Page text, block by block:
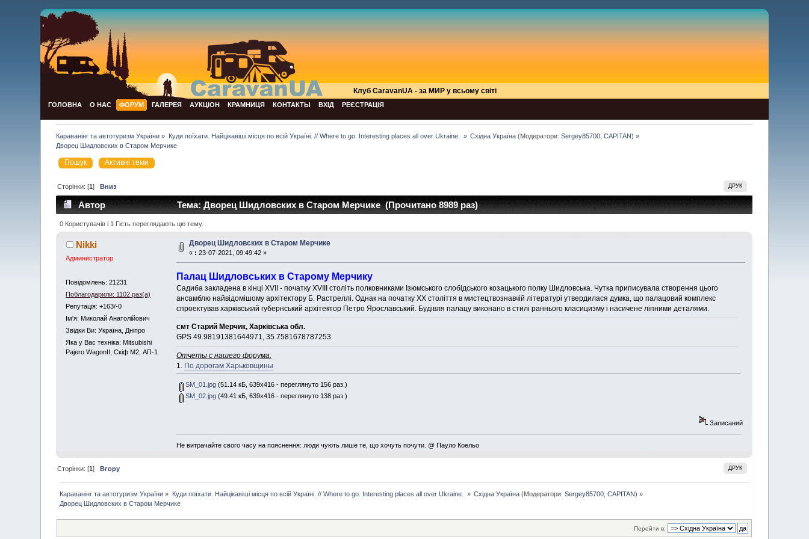
Клуб СaravanUA - за МИР у всьому світі
ГОЛОВНА О НАС ФОРУМ ГАЛЕРЕЯ АУКЦІОН КРАМНИЦЯ КОНТАКТЫ ВХІД РЕЄСТРАЦІЯ
Караванінг та автотуризм України » Куди поїхати. Найцікавіші місця по всій Україні. // Where to go. Interesting places all over Ukraine. » Східна Україна (Модератори:Sergey85700 ,CAPITAN) »
Дворец Шидловских в Старом Мерчике
Пошук Активні теми
ДРУК
Сторінки: [1]Вниз
Автор Тема: Дворец Шидловских в Старом Мерчике (Прочитано 8989 раз)
0 Користувачів і 1 Гість переглядають цю тему.
Nikki
Администратор
Повідомлень: 21231
Поблагодарили: 1102 раз(а)
Репутація: +163/-0
Iм'я: Миколай Анатолійович
Звідки Ви: Україна, Дніпро
Яка у Вас техніка: Mitsubishi
Pajero WagonII, Скіф М2, АП-1
Дворец Шидловских в Старом Мерчике
« : 23-07-2021, 09:49:42 »
Палац Шидловських в Старому Мерчику
Садиба закладена в кінці XVII - початку XVIII століть полковниками Ізюмського слобідського козацького полку Шидловська. Чутка приписувала створення цього
ансамблю найвідомішому архітектору Б. Растреллі. Однак на початку ХХ століття в мистецтвознавчій літературі утвердилася думка, що палацовий комплекс
спроектував харківський губернський архітектор Петро Ярославський. Будівля палацу виконано в стилі раннього класицизму і насичене ліпними деталями.
смт Старий Мерчик, Харківська обл.
GPS 49.98191381644971, 35.7581678787253
Отчеты с нашего форума:
1. По дорогам Харьковщины
SM_01.jpg (51.14 кБ, 639x416 - переглянуто 156 раз.)
SM_02.jpg (49.41 кБ, 639x416 - переглянуто 138 раз.)
Записаний
Не витрачайте свого часу на пояснення: люди чують лише те, що хочуть почути. @ Пауло Коельо
ДРУК
Сторінки: [1]Вгору
Караванінг та автотуризм України » Куди поїхати. Найцікавіші місця по всій Україні. // Where to go. Interesting places all over Ukraine. » Східна Україна (Модератори:Sergey85700 ,CAPITAN) »
Дворец Шидловских в Старом Мерчике
Перейти в: